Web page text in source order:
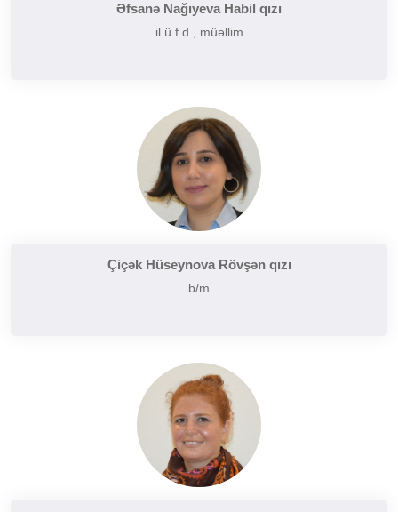
Əfsanə Nağıyeva Habil qızı
il.ü.f.d., müəllim
Çiçək Hüseynova Rövşən qızı
b/m